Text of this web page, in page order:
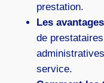
prestation.
Les
de
service.